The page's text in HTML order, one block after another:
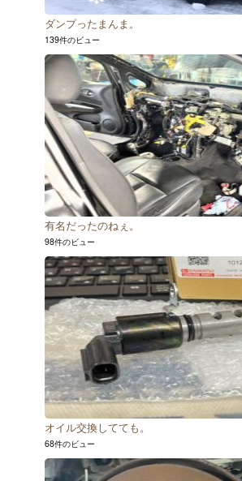
ダンプったまんま。
139件のビュー
有名だったのねぇ。
98件のビュー
オイル交換してても。
68件のビュー